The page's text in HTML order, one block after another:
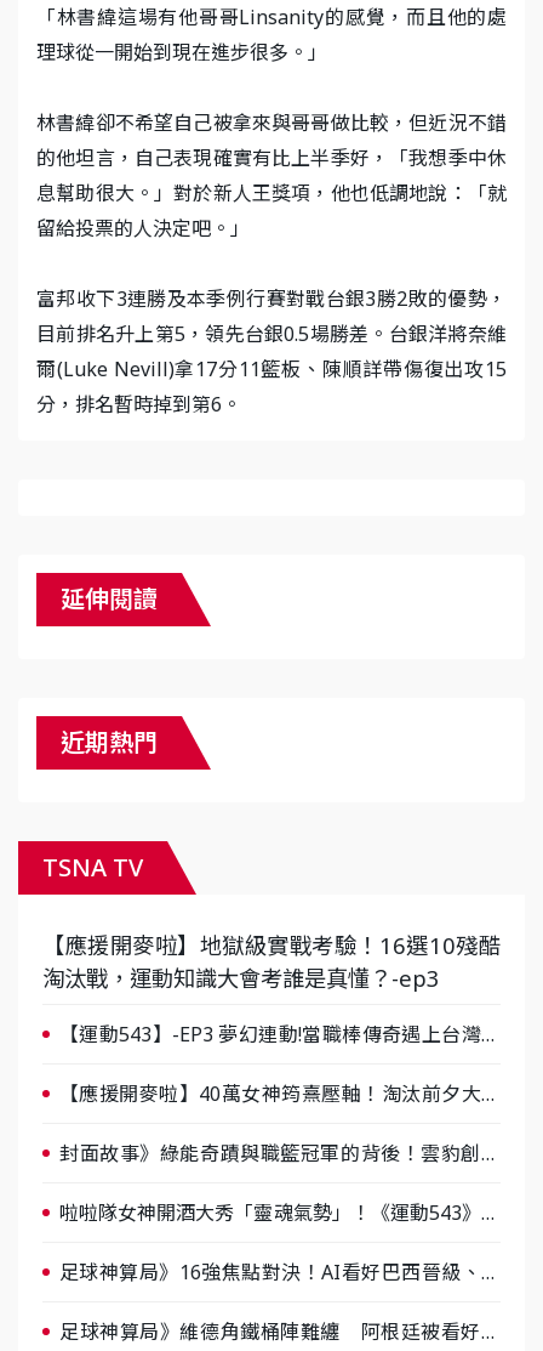
「林書緯這場有他哥哥Linsanity的感覺，而且他的處
理球從一開始到現在進步很多。」
林書緯卻不希望自己被拿來與哥哥做比較，但近況不錯
的他坦言，自己表現確實有比上半季好，「我想季中休
息幫助很大。」對於新人王獎項，他也低調地說：「就
留給投票的人決定吧。」
富邦收下3連勝及本季例行賽對戰台銀3勝2敗的優勢，
目前排名升上第5，領先台銀0.5場勝差。台銀洋將奈維
爾(Luke Nevill)拿17分11籃板、陳順詳帶傷復出攻15
分，排名暫時掉到第6。
延伸閱讀
近期熱門
TSNA TV
【應援開麥啦】地獄級實戰考驗！16選10殘酷
淘汰戰，運動知識大會考誰是真懂？-ep3
【運動543】-EP3 夢幻連動!當職棒傳奇遇上台灣女
【應援開麥啦】40萬女神筠熹壓軸！淘汰前夕大混
封面故事》綠能奇蹟與職籃冠軍的背後！雲豹創辦
啦啦隊女神開酒大秀「靈魂氣勢」！《運動543》微
足球神算局》16強焦點對決！AI看好巴西晉級、數
足球神算局》維德角鐵桶陣難纏 阿根廷被看好下